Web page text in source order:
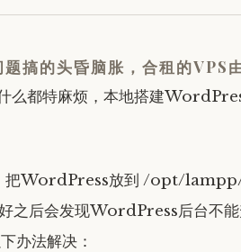
搞的头昏脑胀，合租的VPS
么都特麻烦，本地搭建
把WordPress放到 /opt/
之后会发现WordPress后台不
办法解决：